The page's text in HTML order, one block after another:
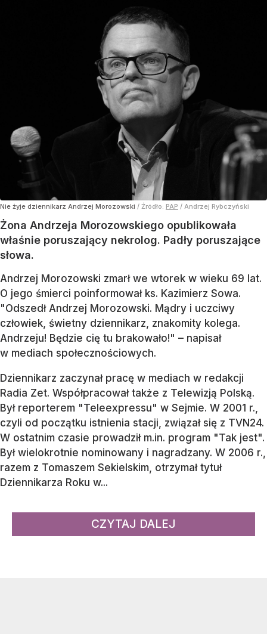
Nie żyje dziennikarz Andrzej Morozowski / Źródło: PAP / Andrzej Rybczyński
Żona Andrzeja Morozowskiego opublikowała
właśnie poruszający nekrolog. Padły poruszające
słowa.
Andrzej Morozowski zmarł we wtorek w wieku 69 lat.
O jego śmierci poinformował ks. Kazimierz Sowa.
"Odszedł Andrzej Morozowski. Mądry i uczciwy
człowiek, świetny dziennikarz, znakomity kolega.
Andrzeju! Będzie cię tu brakowało!" – napisał
w mediach społecznościowych.
Dziennikarz zaczynał pracę w mediach w redakcji
Radia Zet. Współpracował także z Telewizją Polską.
Był reporterem "Teleexpressu" w Sejmie. W 2001 r.,
czyli od początku istnienia stacji, związał się z TVN24.
W ostatnim czasie prowadził m.in. program "Tak jest".
Był wielokrotnie nominowany i nagradzany. W 2006 r.,
razem z Tomaszem Sekielskim, otrzymał tytuł
Dziennikarza Roku w...
CZYTAJ DALEJ